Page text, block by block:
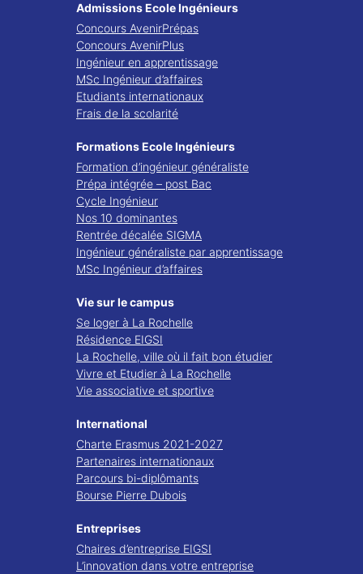
Admissions Ecole Ingénieurs
Concours AvenirPrépas
Concours AvenirPlus
Ingénieur en apprentissage
MSc Ingénieur d’affaires
Etudiants internationaux
Frais de la scolarité
Formations Ecole Ingénieurs
Formation d’ingénieur généraliste
Prépa intégrée – post Bac
Cycle Ingénieur
Nos 10 dominantes
Rentrée décalée SIGMA
Ingénieur généraliste par apprentissage
MSc Ingénieur d’affaires
Vie sur le campus
Se loger à La Rochelle
Résidence EIGSI
La Rochelle, ville où il fait bon étudier
Vivre et Etudier à La Rochelle
Vie associative et sportive
International
Charte Erasmus 2021-2027
Partenaires internationaux
Parcours bi-diplômants
Bourse Pierre Dubois
Entreprises
Chaires d’entreprise EIGSI
L’innovation dans votre entreprise